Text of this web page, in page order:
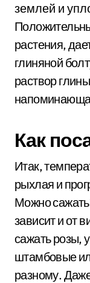
землей и
растения,
глиняной
раствор
Как
Итак,
рыхлая и
Можно
зависит и от
сажать розы,
штамбовые
разному.